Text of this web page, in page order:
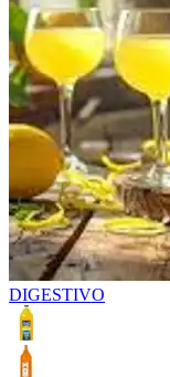
DIGESTIVO